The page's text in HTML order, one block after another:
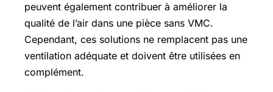
peuvent également contribuer à améliorer la
qualité de l’air dans une pièce sans VMC.
Cependant, ces solutions ne remplacent pas une
ventilation adéquate et doivent être utilisées en
complément.